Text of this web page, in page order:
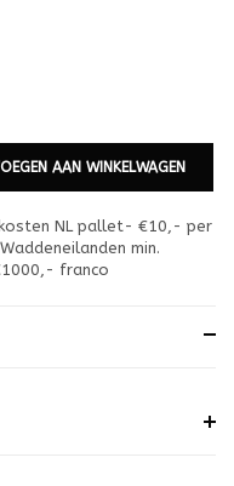
AAN WINKELWAGEN
NL pallet- €10,- per
min.
franco